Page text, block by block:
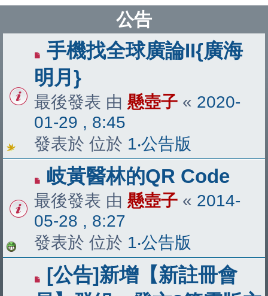
公告
手機找全球廣論II{廣海
明月}
最後發表 由 懸壺子 « 2020-
01-29 , 8:45
發表於 位於 1‧公告版
岐黃醫林的QR Code
最後發表 由 懸壺子 « 2014-
05-28 , 8:27
發表於 位於 1‧公告版
[公告]新增【新註冊會